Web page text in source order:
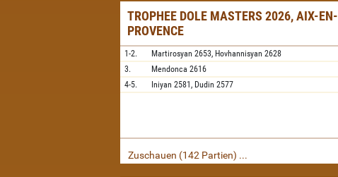
TROPHEE DOLE MASTERS 2026, AIX-EN-
PROVENCE
1-2. Martirosyan 2653, Hovhannisyan 2628
3.
Mendonca 2616
4-5.
Iniyan 2581, Dudin 2577
Zuschauen (142 Partien) ...